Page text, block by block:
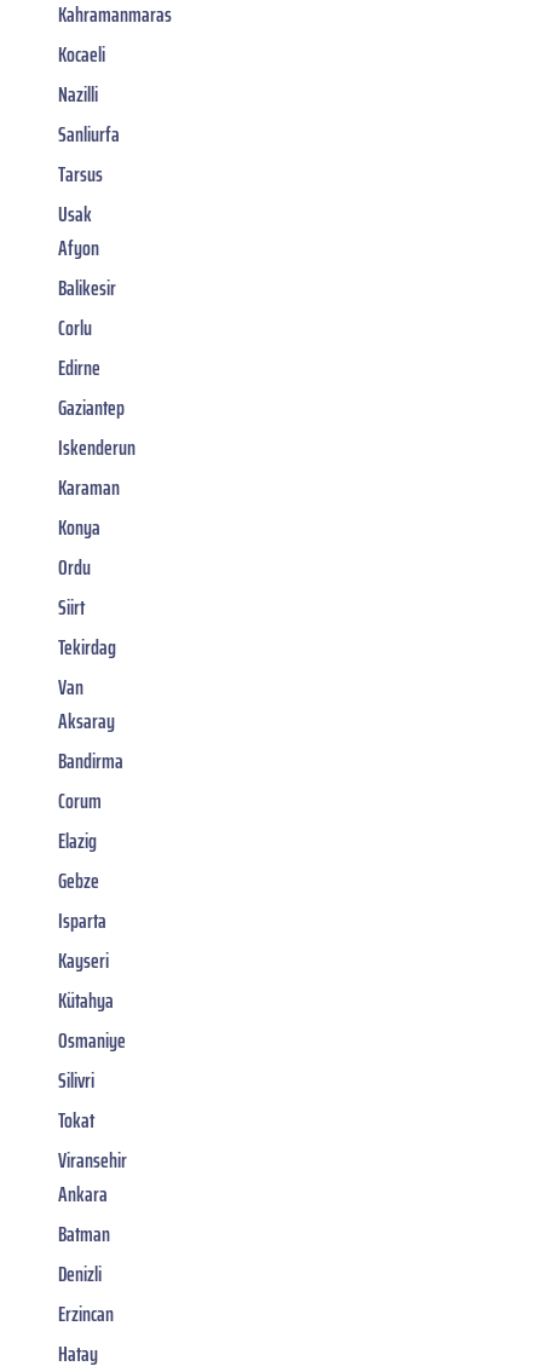
Kahramanmaras
Kocaeli
Nazilli
Sanliurfa
Tarsus
Usak
Afyon
Balikesir
Corlu
Edirne
Gaziantep
Iskenderun
Karaman
Konya
Ordu
Siirt
Tekirdag
Van
Aksaray
Bandirma
Corum
Elazig
Gebze
Isparta
Kayseri
Kütahya
Osmaniye
Silivri
Tokat
Viransehir
Ankara
Batman
Denizli
Erzincan
Hatay